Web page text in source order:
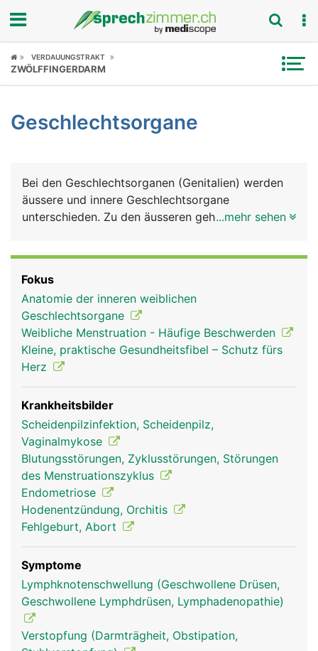
Fokus
Symptome
News
Rubriken
VERDAUUNGSTRAKT
ZWÖLFFINGERDARM
Geschlechtsorgane
Bei den Geschlechtsorganen (Genitalien) werden
äussere und innere Geschlechtsorgane
unterschieden. Zu den äusseren gehören Penis und
den inneren Geschlechtsorganen zählen beim
Mann die Hoden, Nebenhoden, Samenblasen,
Samenleiter und Prostata und bei der Frau die
Scheide (Vagina), Gebärmutter, Eileiter und
Eierstöcke. Auch die weiblichen Brüste zählen zu
den Geschlechtsorganen. Die Geschlechtsorgane
dienen vor allem zur Fortpflanzung und
Hormonproduktion sowie zur Befriedigung der
sexuellen Lust. Beim Mann dient der Penis auch
zur Ausscheidung von Urin.
Geschlechtsorgane
...mehr sehen
Fokus
Anatomie der inneren weiblichen
Geschlechtsorgane
Weibliche Menstruation - Häufige Beschwerden
Kleine, praktische Gesundheitsfibel – Schutz fürs
Herz
Krankheitsbilder
Scheidenpilzinfektion, Scheidenpilz,
Vaginalmykose
Blutungsstörungen, Zyklusstörungen, Störungen
des Menstruationszyklus
Endometriose
Hodenentzündung, Orchitis
Fehlgeburt, Abort
Symptome
Lymphknotenschwellung (Geschwollene Drüsen,
Geschwollene Lymphdrüsen, Lymphadenopathie)
Verstopfung (Darmträgheit, Obstipation,